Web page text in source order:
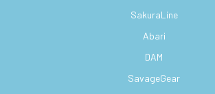
SakuraLine
Abari
DAM
SavageGear